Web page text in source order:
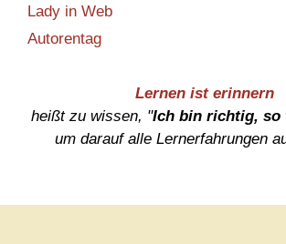
Lady in Web
Autorentag
Lernen ist erinnern
heißt zu wissen, "Ich bin richtig, so
um darauf alle Lernerfahrungen